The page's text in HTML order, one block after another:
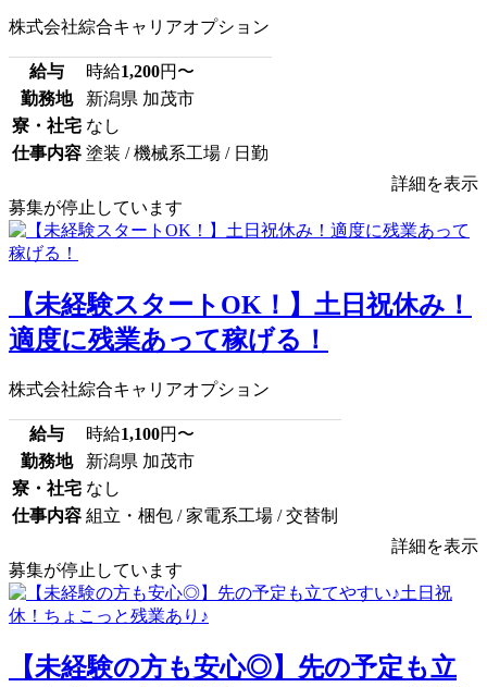
株式会社綜合キャリアオプション
給与 時給1,200円〜
勤務地
新潟県 加茂市
寮・社宅 なし
仕事内容 塗装 / 機械系工場 / 日勤
詳細を表示
募集が停止しています
【未経験スタートOK！】土日祝休み！
適度に残業あって稼げる！
株式会社綜合キャリアオプション
給与 時給1,100円〜
勤務地
新潟県 加茂市
寮・社宅 なし
仕事内容 組立・梱包 / 家電系工場 / 交替制
詳細を表示
募集が停止しています
【未経験の方も安心◎】先の予定も立